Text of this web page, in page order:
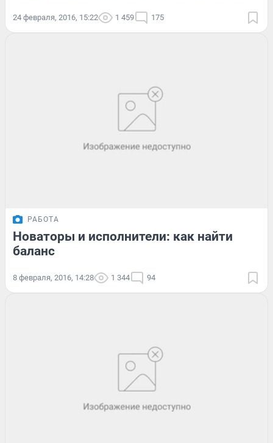
24 февраля, 2016, 15:22 1 459 175
РАБОТА
Новаторы и исполнители: как найти
баланс
8 февраля, 2016, 14:28 1 344 94